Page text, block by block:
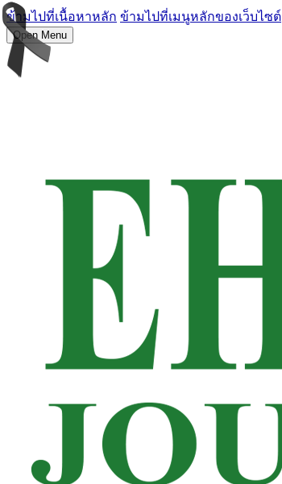
ข้ามไปที่เนื้อหาหลัก ข้ามไปที่เมนูหลักของเว็บไซต์
Open Menu